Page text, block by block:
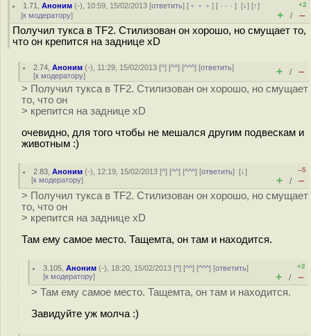
1.71 ,Аноним (-), 10:59, 15/02/2013 [ответить] [ ﹢﹢﹢] [ · · ·][↓] [↑]
[к модератору]
+2
+ / –
Получил тукса в TF2. Стилизован он хорошо, но смущает то,
что он крепится на заднице xD
2.74 ,Аноним (-), 11:29, 15/02/2013 [^] [^^] [^^^] [ответить]
[к модератору] + / –
> Получил тукса в TF2. Стилизован он хорошо, но смущает
то, что он
> крепится на заднице xD
очевидно, для того чтобы не мешался другим подвескам и
животным :)
2.83 ,Аноним (-), 12:19, 15/02/2013 [^] [^^] [^^^] [ответить][↓]
[к модератору]
–5
+ / –
> Получил тукса в TF2. Стилизован он хорошо, но смущает
то, что он
> крепится на заднице xD
Там ему самое место. Тащемта, он там и находится.
3.105 ,Аноним (-), 18:20, 15/02/2013 [^] [^^] [^^^] [ответить]
[к модератору]
+2
+ / –
> Там ему самое место. Тащемта, он там и находится.
Завидуйте уж молча :)